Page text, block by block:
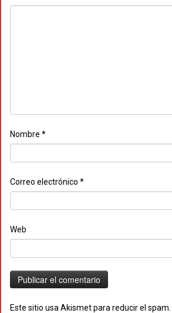
Nombre *
Correo electrónico *
Web
Este sitio usa Akismet para reducir el spam.